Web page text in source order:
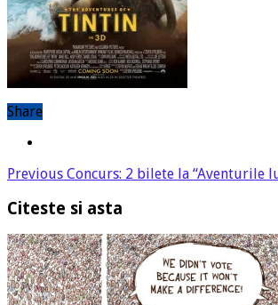
Share
Previous Concurs: 2 bilete la “Aventurile
Citeste si asta